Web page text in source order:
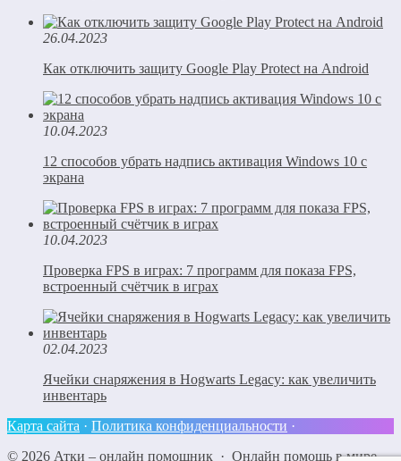
26.04.2023
Как отключить защиту Google Play Protect на Android
10.04.2023
12 способов убрать надпись активация Windows 10 с
экрана
10.04.2023
Проверка FPS в играх: 7 программ для показа FPS,
встроенный счётчик в играх
02.04.2023
Ячейки снаряжения в Hogwarts Legacy: как увеличить
инвентарь
Карта сайта · Политика конфиденциальности ·
© 2026 Атки – онлайн помощник · Онлайн помощь в мире